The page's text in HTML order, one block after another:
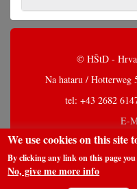
© HŠtD -
Na hataru / Hotterweg
tel: +43 2682
E-
We use cookies on this site
By clicking any link on this page
No, give me more info